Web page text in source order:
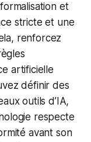
et
stricte et une
renforcez
artificielle
définir des
outils d’IA,
respecte
avant son